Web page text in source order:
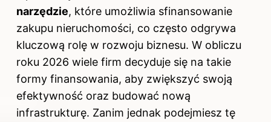
narzędzie, które umożliwia sfinansowanie
zakupu nieruchomości, co często odgrywa
kluczową rolę w rozwoju biznesu. W obliczu
roku 2026 wiele firm decyduje się na takie
formy finansowania, aby zwiększyć swoją
efektywność oraz budować nową
infrastrukturę. Zanim jednak podejmiesz tę